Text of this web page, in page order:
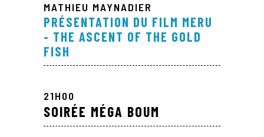
MATHIEU MAYNADIER
PRÉSENTATION DU FILM MERU
- THE ASCENT OF THE GOLD
FISH
21H00
SOIRÉE MÉGA BOUM